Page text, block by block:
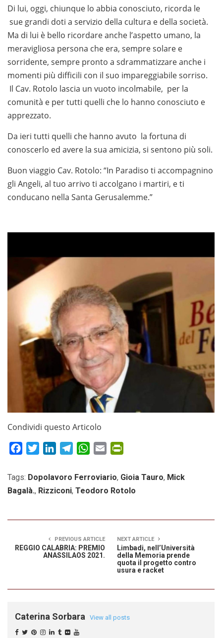
Di lui, oggi, chiunque lo abbia conosciuto, ricorda le
sue grandi doti a servizio della cultura e della società.
Ma di lui è bello ricordare anche l’aspetto umano, la
meravigliosa persona che era, sempre solare e
sorridente, sempre pronto a sdrammatizzare anche i
momenti più difficili con il suo impareggiabile sorriso.
Il Cav. Rotolo lascia un vuoto incolmabile, per la
comunità e per tutti quelli che lo hanno conosciuto e
apprezzato.
Da ieri tutti quelli che hanno avuto la fortuna di
conoscerlo ed avere la sua amicizia, si sentono più soli.
Buon viaggio Cav. Rotolo: “In Paradiso ti accompagnino
gli Angeli, al tuo arrivo ti accolgano i martiri, e ti
conducano nella Santa Gerusalemme.”
Condividi questo Articolo
FacebookTwitterLinkedInTelegramWhatsApp
Email
Tags: Dopolavoro Ferroviario, Gioia Tauro, Mick
Bagalà., Rizziconi, Teodoro Rotolo
PREVIOUS ARTICLE
REGGIO CALABRIA: PREMIO
ANASSILAOS 2021.
NEXT ARTICLE
Limbadi, nell’Università
della Memoria prende
quota il progetto contro
usura e racket
Caterina Sorbara View all posts